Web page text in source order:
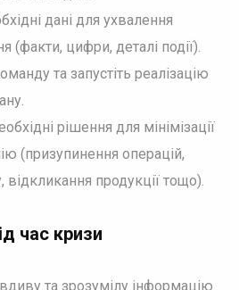
дані для ухвалення
(факти, цифри, деталі події).
та запустіть реалізацію
рішення для мінімізації
(призупинення операцій,
відкликання продукції тощо).
час кризи
та зрозумілу інформацію